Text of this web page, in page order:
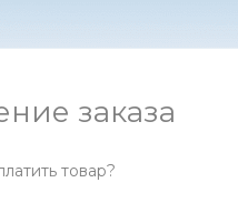
заказа
товар?